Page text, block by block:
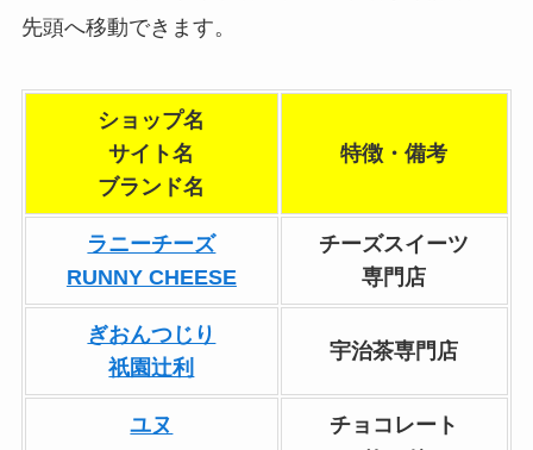
先頭へ移動できます。
ショップ名
サイト名
ブランド名
特徴・備考
ラニーチーズ
RUNNY CHEESE
チーズスイーツ
専門店
ぎおんつじり
祇園辻利
宇治茶専門店
ユヌ
チョコレート